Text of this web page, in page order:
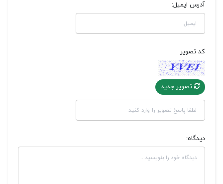
آدرس ایمیل:
کد تصویر
تصویر جدید
دیدگاه: